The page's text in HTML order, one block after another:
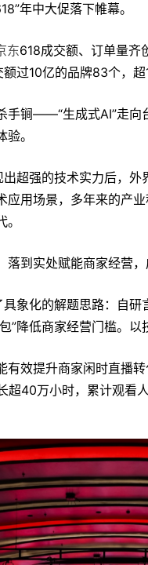
年中大促落下帷幕。
东618成交额、订单量齐
过10亿的品牌83个，超
手锏——“生成式AI”走向
。
出超强的技术实力后，
应用场景，多年来的产
到实处赋能商家经营，
象化的解题思路：自
”降低商家经营门槛。以
有效提升商家闲时直播
超40万小时，累计观看